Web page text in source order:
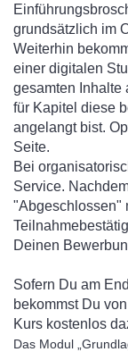
grundsätzlich im
Weiterhin
einer digitalen
gesamten Inhalte
für Kapitel diese
angelangt bist.
Seite.
Bei
Service.
"Abgeschlossen"
Deinen
Sofern Du am
bekommst Du
Kurs kostenlos
Das Modul